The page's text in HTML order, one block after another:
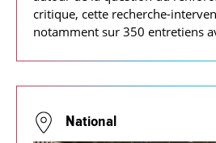
critique, cette recherche-
notamment sur 350 entretiens
National